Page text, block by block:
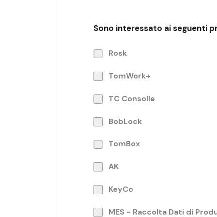
Sono interessato ai seguenti
Rosk
TomWork+
TC Consolle
BobLock
TomBox
AK
KeyCo
MES - Raccolta Dati di